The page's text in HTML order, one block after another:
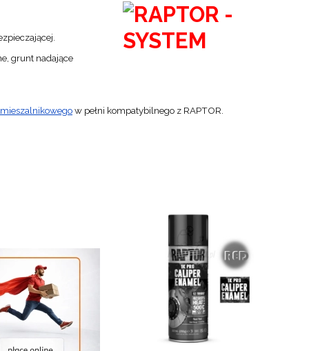
grunt nadające
w pełni kompatybilnego z RAPTOR.